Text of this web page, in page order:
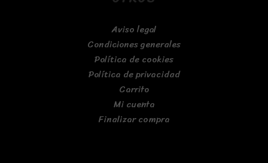
Aviso legal
Condiciones generales
Política de cookies
Política de privacidad
Carrito
Mi cuenta
Finalizar compra